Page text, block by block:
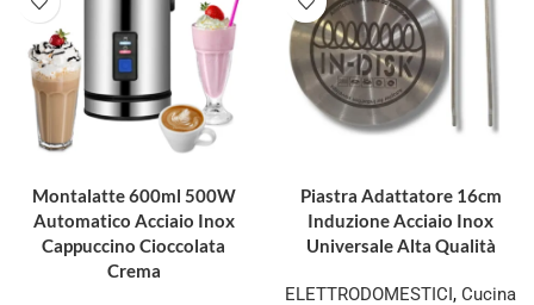
Montalatte 600ml 500W
Automatico Acciaio Inox
Cappuccino Cioccolata
Crema
Piastra Adattatore 16cm
Induzione Acciaio Inox
Universale Alta Qualità
ELETTRODOMESTICI, Cucina